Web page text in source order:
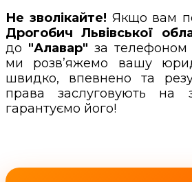
Не зволікайте! Якщо вам
Дрогобич Львівської
до "Алавар" за телефоном
ми розв’яжемо вашу
швидко, впевнено та
права заслуговують
гарантуємо його!